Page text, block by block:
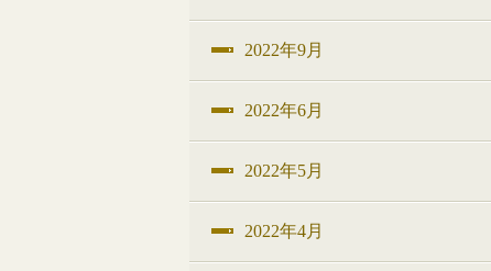
2022年9月
2022年6月
2022年5月
2022年4月